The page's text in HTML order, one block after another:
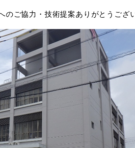
のご協力・技術提案ありがとうござ